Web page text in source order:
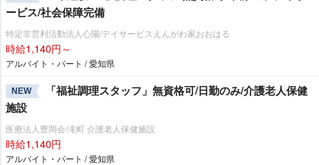
ービス/社会保障完備
特定非営利活動法人心陽/デイサービスえんがわ家おおはる
時給1,140円～
アルバイト・パート / 愛知県
NEW
「福祉調理スタッフ」無資格可/日勤のみ/介護老人保健
施設
医療法人豊岡会/滝町 介護老人保健施設
時給1,140円
アルバイト・パート / 愛知県